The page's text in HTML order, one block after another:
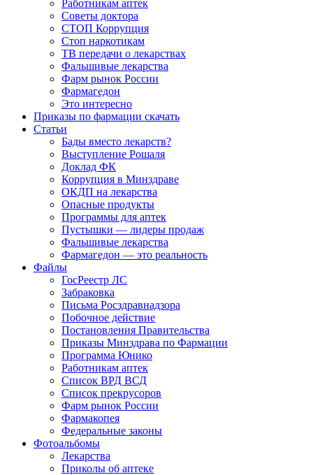
Работникам аптек
Советы доктора
СТОП Коррупция
Стоп наркотикам
ТВ передачи о лекарствах
Фальшивые лекарства
Фарм рынок России
Фармагедон
Это интересно
Приказы по фармации скачать
Статьи
Бады вместо лекарств?
Выступление Рошаля
Доклад ФК
Коррупция в Минздраве
ОКДП на лекарства
Опасные продукты
Программы для аптек
Пустышки — лидеры продаж
Фальшивые лекарства
Фармагедон — это реальность
Файлы
ГосРеестр ЛС
Забраковка
Письма Росздравнадзора
Побочное действие
Постановления Правительства
Приказы Минздрава по Фармации
Программа Юнико
Работникам аптек
Список ВРД ВСД
Список прекрусоров
Фарм рынок России
Фармакопея
Федеральные законы
Фотоальбомы
Лекарства
Приколы об аптеке